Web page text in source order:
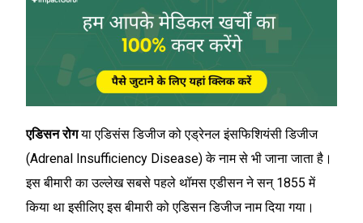
एडिसन रोगया एडिसंस डिजीज को एड्रेनल इंसफिशियंसी डिजीज
(Adrenal Insufficiency Disease) के नाम से भी जाना जाता है।
इस बीमारी का उल्लेख सबसे पहले थॉमस एडीसन ने सन् 1855 में
किया था इसीलिए इस बीमारी को एडिसन डिजीज नाम दिया गया।